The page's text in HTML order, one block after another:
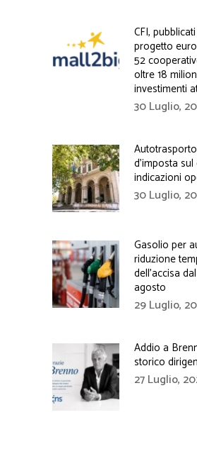
CFI,
progetto
52
oltre 18
investimenti
30 Luglio,
d’imposta
indicazioni
30 Luglio,
Gasolio per
riduzione
dell’accisa
agosto
29 Luglio,
Addio a
storico
27 Luglio,